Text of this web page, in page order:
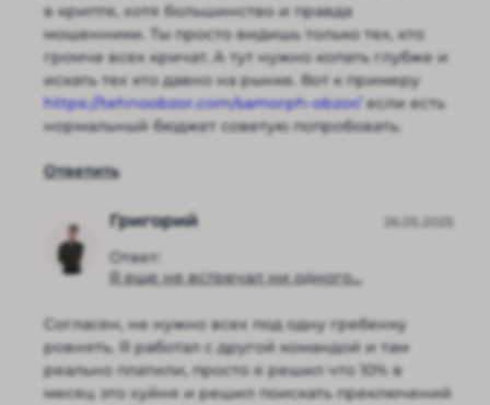
в крипте, хотя большинство и правда
мошенники. Ты просто видишь только тех, кто
громче всех кричат. А тут нужно копать глубже и
искать тех кто давно на рынке. Вот к примеру
https://tehnoobzor.com/samorph-obzor/ если есть
нормальный бюджет советую попробовать.
Ответить
Григорий
Ответ:
Я еще не встречал ни одного...
26.05.2025
Согласен, не нужно всех под одну гребенку
ровнять. Я работал с другой командой и там
реально платили, просто я решил что 10% в
месяц это хуйня и решил поискать преключений